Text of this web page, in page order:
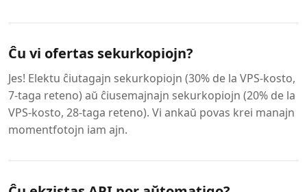
Ĉu vi ofertas sekurkopiojn?
Jes! Elektu ĉiutagajn sekurkopiojn (30% de la VPS-kosto,
7-taga reteno) aŭ ĉiusemajnajn sekurkopiojn (20% de la
VPS-kosto, 28-taga reteno). Vi ankaŭ povas krei manajn
momentfotojn iam ajn.